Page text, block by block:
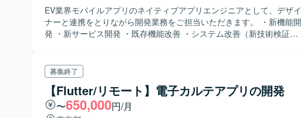
EV業界モバイルアプリのネイティブアプリエンジニアとして、デザイ
ナーと連携をとりながら開発業務をご担当いただきます。 ・新機能開
発 ・新サービス開発 ・既存機能改善 ・システム改善（新技術検証、
募集終了
【Flutter/リモート】電子カルテアプリの開発
〜650,000円/月